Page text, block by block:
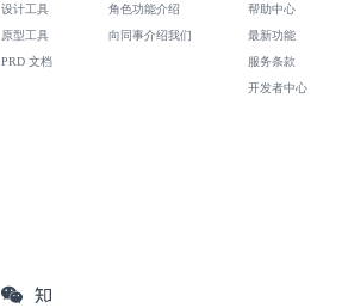
设计工具
原型工具
PRD 文档
角色功能介绍
向同事介绍我们
帮助中心
最新功能
服务条款
开发者中心